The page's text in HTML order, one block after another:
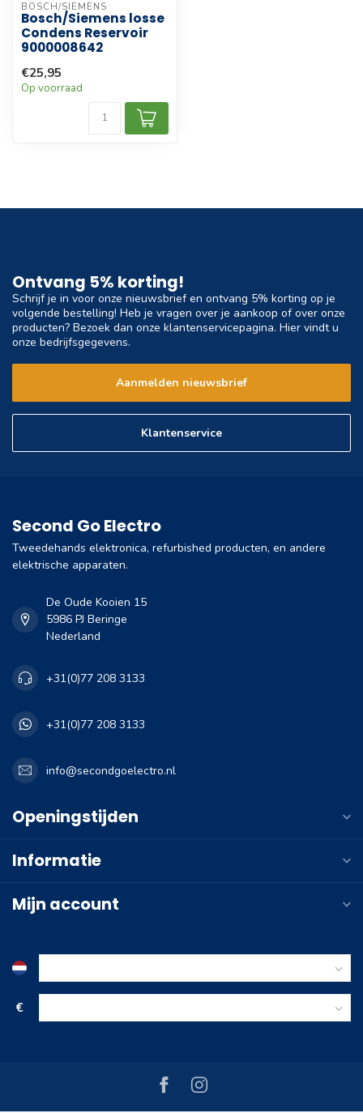
BOSCH/SIEMENS
Bosch/Siemens losse
Condens Reservoir
9000008642
€25,95
Op voorraad
Ontvang 5% korting!
Schrijf je in voor onze nieuwsbrief en ontvang 5% korting op je
volgende bestelling! Heb je vragen over je aankoop of over onze
producten? Bezoek dan onze klantenservicepagina. Hier vindt u
onze bedrijfsgegevens.
Aanmelden nieuwsbrief
Klantenservice
Second Go Electro
Tweedehands elektronica, refurbished producten, en andere
elektrische apparaten.
De Oude Kooien 15
5986 PJ Beringe
Nederland
+31(0)77 208 3133
+31(0)77 208 3133
info@secondgoelectro.nl
Openingstijden
Informatie
Mijn account
€